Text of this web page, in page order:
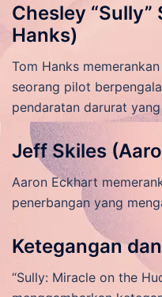
Chesley
Hanks)
Tom Hanks
seorang pilot
pendaratan darurat
Jeff Skiles
Aaron Eckhart
penerbangan yang
Ketegangan
“Sully: Miracle on the